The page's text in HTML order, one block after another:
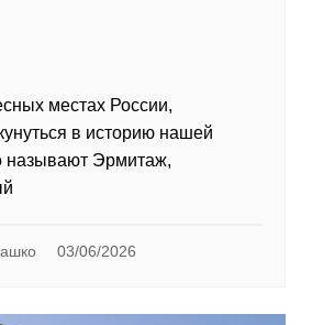
местах России,
в историю нашей
называют Эрмитаж,
03/06/2026